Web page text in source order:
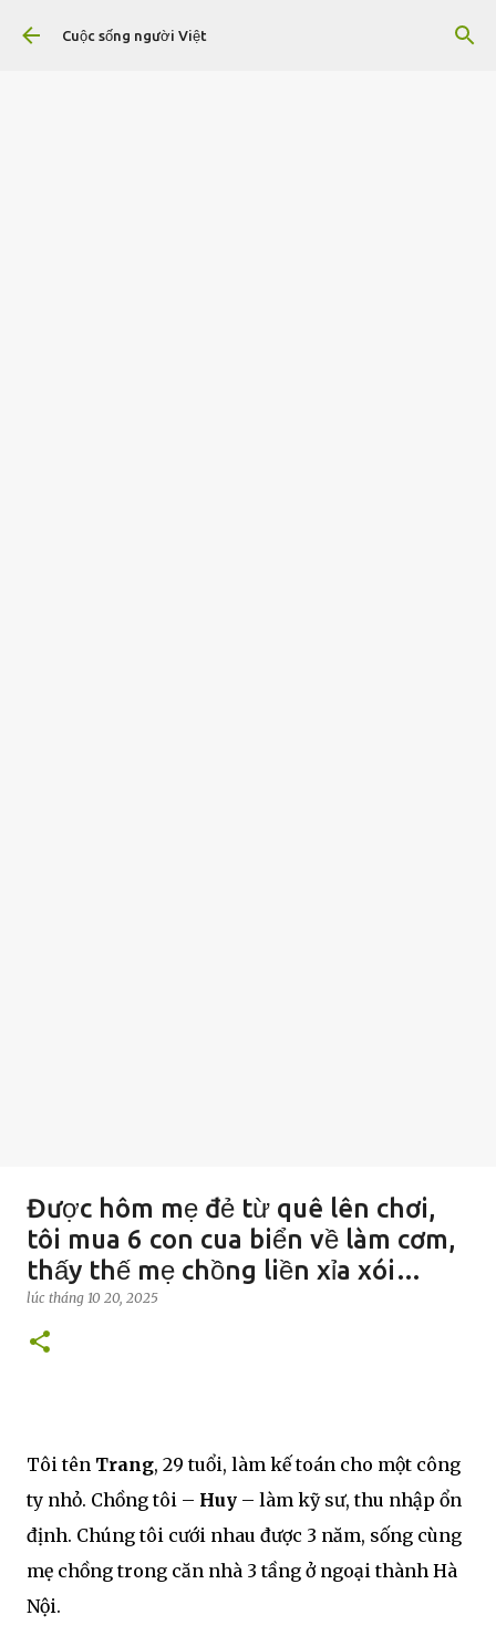
Chuyển đến nội dung chính
Cuộc sống người Việt
Được hôm mẹ đẻ từ quê lên chơi,
tôi mua 6 con cua biển về làm cơm,
thấy thế mẹ chồng liền xỉa xói…
lúc tháng 10 20, 2025
Tôi tên Trang, 29 tuổi, làm kế toán cho một công
ty nhỏ. Chồng tôi – Huy – làm kỹ sư, thu nhập ổn
định. Chúng tôi cưới nhau được 3 năm, sống cùng
mẹ chồng trong căn nhà 3 tầng ở ngoại thành Hà
Nội.